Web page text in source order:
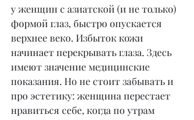
у женщин с азиатской (и не только)
формой глаз, быстро опускается
верхнее веко. Избыток кожи
начинает перекрывать глаза. Здесь
имеют значение медицинские
показания. Но не стоит забывать и
про эстетику: женщина перестает
нравиться себе, когда по утрам